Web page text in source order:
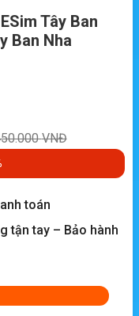
Tây Ban
Ban Nha
VNĐ
toán
tận tay – Bảo hành